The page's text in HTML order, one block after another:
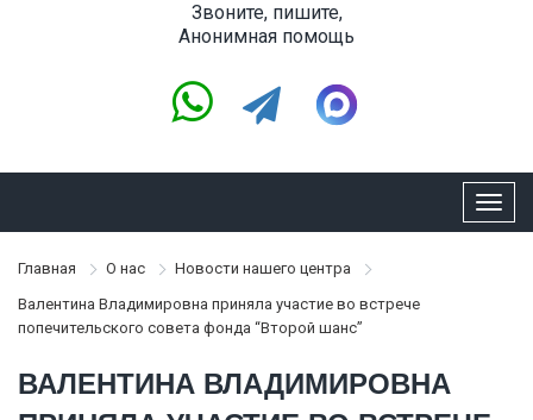
Звоните, пишите,
Анонимная помощь
Главная О нас
Новости нашего центра
Валентина Владимировна приняла участие во встрече
попечительского совета фонда “Второй шанс”
ВАЛЕНТИНА ВЛАДИМИРОВНА